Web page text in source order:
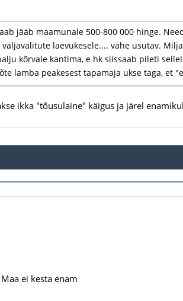
jääb maamunale 500-800 000 hinge.
laevukesele.... vähe usutav.
kõrvale kantima, e hk siissaab pileti
lamba peakesest tapamaja ukse taga, et
ikka "tõusulaine" käigus ja järel
ei kesta enam